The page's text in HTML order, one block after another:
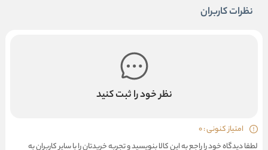
نظرات کاربران
نظر خود را ثبت کنید
امتیاز کنونی : 0
لطفا دیدگاه خود را راجع به این کالا بنویسید و تجربه خریدتان را با سایر کاربران به